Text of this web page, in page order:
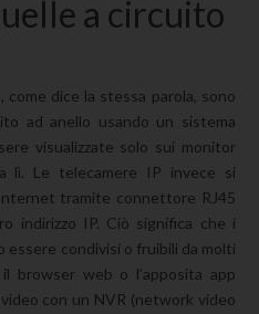
a circuito
dice la stessa parola, sono
ad anello usando un sistema
visualizzate solo sui monitor
lì. Le telecamere IP invece si
tramite connettore RJ45
indirizzo IP. Ciò significa che i
essere condivisi o fruibili da molti
browser web o l’apposita app
con un NVR (network video